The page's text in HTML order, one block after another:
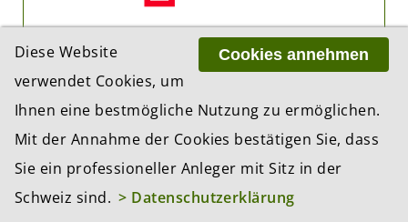
Cookies annehmen
Diese Website
verwendet Cookies, um
Ihnen eine bestmögliche Nutzung zu ermöglichen.
Mit der Annahme der Cookies bestätigen Sie, dass
Sie ein professioneller Anleger mit Sitz in der
Schweiz sind. > Datenschutzerklärung